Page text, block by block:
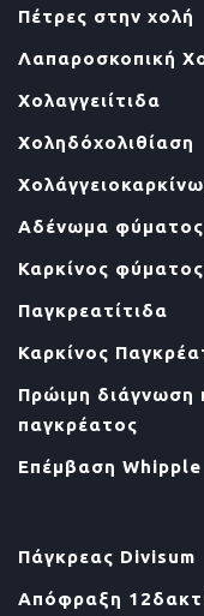
Πέτρες στην χολή
Λαπαροσκοπική
Χολαγγειίτιδα
Χοληδόχολιθίαση
Αδένωμα
Καρκίνος
Παγκρεατίτιδα
Καρκίνος
Πρώιμη διάγνωση
παγκρέατος
Επέμβαση Whipple
Πάγκρεας Divisum
Απόφραξη